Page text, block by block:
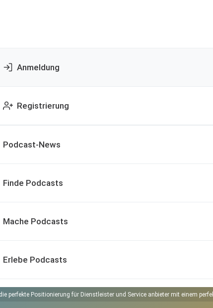
Anmeldung
Registrierung
Podcast-News
Finde Podcasts
Mache Podcasts
Erlebe Podcasts
perfekte Positionierung für Dienstleister und Service anbieter mit einem